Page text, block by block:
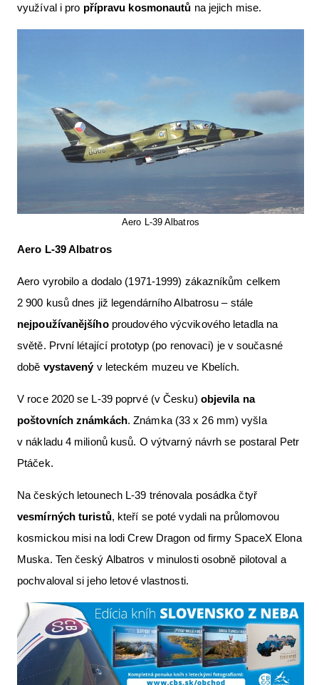
využíval i pro přípravu kosmonautů na jejich mise.
Aero L-39 Albatros
Aero L-39 Albatros
Aero vyrobilo a dodalo (1971-1999) zákazníkům celkem
2 900 kusů dnes již legendárního Albatrosu – stále
nejpoužívanějšíhoproudového výcvikového letadla na
světě. První létající prototyp (po renovaci) je v současné
době vystavenýv leteckém muzeu ve Kbelích.
V roce 2020 se L-39 poprvé (v Česku) objevila na
poštovních známkách. Známka (33 x 26 mm) vyšla
v nákladu 4 milionů kusů. O výtvarný návrh se postaral Petr
Ptáček.
Na českých letounech L-39 trénovala posádka čtyř
vesmírných turistů, kteří se poté vydali na průlomovou
kosmickou misi na lodi Crew Dragon od firmy SpaceX Elona
Muska. Ten český Albatros v minulosti osobně pilotoval a
pochvaloval si jeho letové vlastnosti.